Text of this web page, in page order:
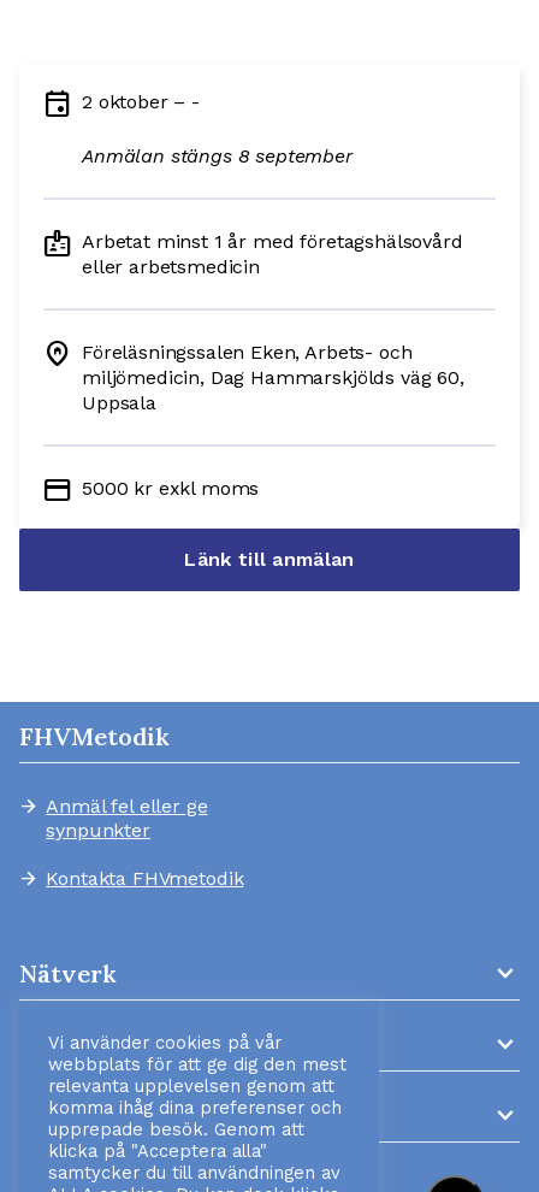
event 2 oktober – -
Anmälan stängs 8 september
badge Arbetat minst 1 år med företagshälsovård
eller arbetsmedicin
home_pin
Föreläsningssalen Eken, Arbets- och
miljömedicin, Dag Hammarskjölds väg 60,
Uppsala
credit_card 5000 kr exkl moms
Länk till anmälan
FHVMetodik
arrow_forward Anmäl fel eller ge
synpunkter
arrow_forward Kontakta FHVmetodik
Nätverk expand_more
AMM-kliniker expand_more
Information expand_more
Vi använder cookies på vår
webbplats för att ge dig den mest
relevanta upplevelsen genom att
komma ihåg dina preferenser och
upprepade besök. Genom att
klicka på "Acceptera alla"
samtycker du till användningen av